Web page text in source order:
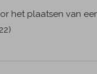
het plaatsen van